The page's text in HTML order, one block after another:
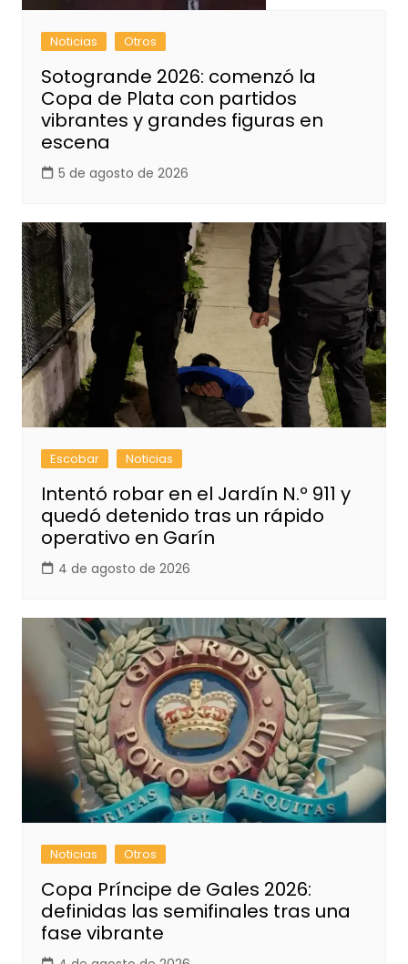
Noticias Otros
Sotogrande 2026: comenzó la
Copa de Plata con partidos
vibrantes y grandes figuras en
escena
5 de agosto de 2026
Escobar Noticias
Intentó robar en el Jardín N.º 911 y
quedó detenido tras un rápido
operativo en Garín
4 de agosto de 2026
Noticias Otros
Copa Príncipe de Gales 2026:
definidas las semifinales tras una
fase vibrante